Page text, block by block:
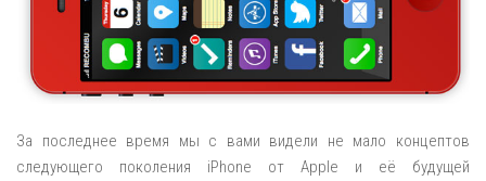
За последнее время мы с вами видели не мало концептов
следующего поколения iPhone от Apple и её будущей